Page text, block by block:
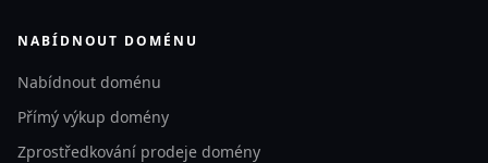
NABÍDNOUT DOMÉNU
Nabídnout doménu
Přímý výkup domény
Zprostředkování prodeje domény